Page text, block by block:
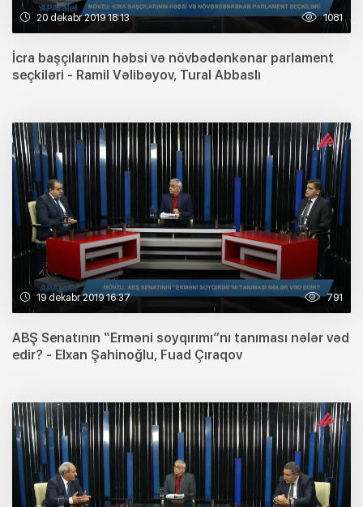
20 dekabr 2019 18:13 1081
İcra başçılarının həbsi və növbədənkənar parlament
seçkiləri - Ramil Vəlibəyov, Tural Abbaslı
19 dekabr 2019 16:37 791
ABŞ Senatının “Erməni soyqırımı”nı tanıması nələr vəd
edir? - Elxan Şahinoğlu, Fuad Çıraqov